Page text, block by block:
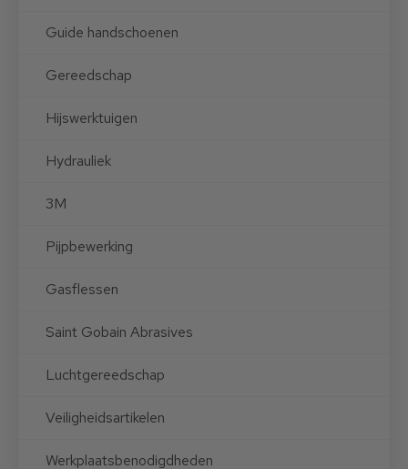
Guide handschoenen
Gereedschap
Hijswerktuigen
Hydrauliek
3M
Pijpbewerking
Gasflessen
Saint Gobain Abrasives
Luchtgereedschap
Veiligheidsartikelen
Werkplaatsbenodigdheden